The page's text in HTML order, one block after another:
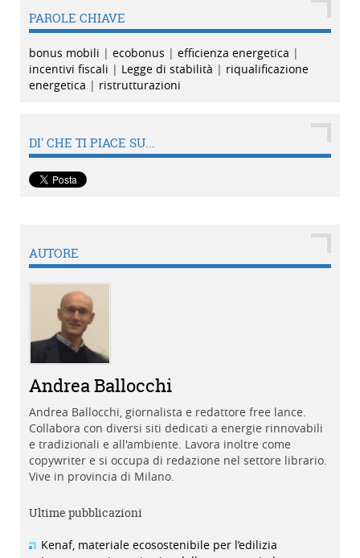
PAROLE CHIAVE
bonus mobili | ecobonus | efficienza energetica |
incentivi fiscali | Legge di stabilità | riqualificazione
energetica | ristrutturazioni
DI' CHE TI PIACE SU...
AUTORE
Andrea Ballocchi
Andrea Ballocchi, giornalista e redattore free lance.
Collabora con diversi siti dedicati a energie rinnovabili
e tradizionali e all'ambiente. Lavora inoltre come
copywriter e si occupa di redazione nel settore librario.
Vive in provincia di Milano.
Ultime pubblicazioni
Kenaf, materiale ecosostenibile per l’edilizia